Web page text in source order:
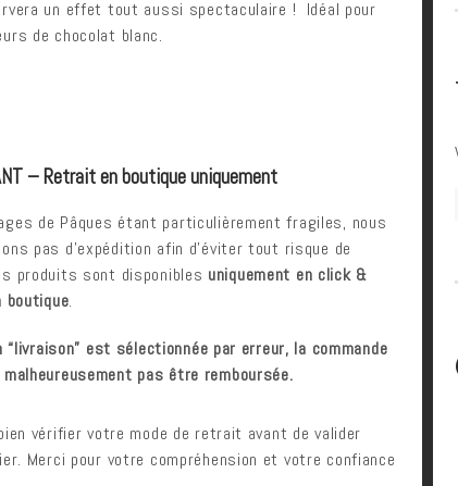
un effet tout aussi spectaculaire ! Idéal pour
de chocolat blanc.
– Retrait en boutique uniquement
de Pâques étant particulièrement fragiles, nous
pas d’expédition afin d’éviter tout risque de
produits sont disponibles uniquement en click &
boutique.
“livraison” est sélectionnée par erreur, la commande
malheureusement pas être remboursée.
vérifier votre mode de retrait avant de valider
Merci pour votre compréhension et votre confiance